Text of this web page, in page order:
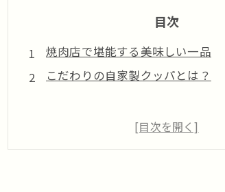
目次
焼肉店で堪能する美味しい一品
こだわりの自家製クッパとは？